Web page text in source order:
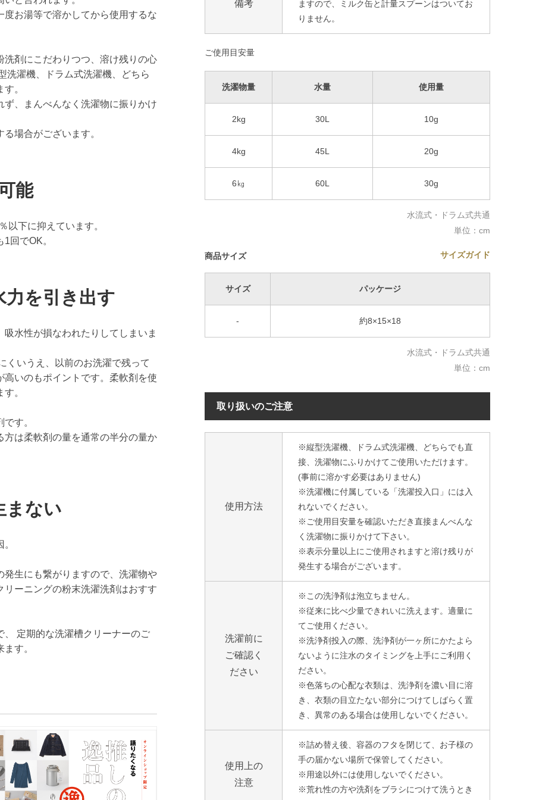
お湯等で溶かしてから使用するな
剤にこだわりつつ、溶け残りの心
洗濯機、ドラム式洗濯機、どちら
。
、まんべんなく洗濯物に振りかけ
場合がございます。
能
以下に抑えています。
回でOK。
力を引き出す
水性が損なわれたりしてしまいま
くいうえ、以前のお洗濯で残って
いのもポイントです。柔軟剤を使
。
す。
は柔軟剤の量を通常の半分の量か
まない
生にも繋がりますので、洗濯物や
ーニングの粉末洗濯洗剤はおすす
定期的な洗濯槽クリーナーのご
す。
備考
ますので、ミルク缶と計量スプーンはついてお
りません。
ご使用目安量
洗濯物量 水量 使用量
2kg 30L 10g
4kg 45L 20g
6㎏ 60L 30g
水流式・ドラム式共通
単位：cm
商品サイズ サイズガイド
サイズ パッケージ
- 約8×15×18
水流式・ドラム式共通
単位：cm
取り扱いのご注意
使用方法
※縦型洗濯機、ドラム式洗濯機、どちらでも直
接、洗濯物にふりかけてご使用いただけます。
(事前に溶かす必要はありません)
※洗濯機に付属している「洗濯投入口」には入
れないでください。
※ご使用目安量を確認いただき直接まんべんな
く洗濯物に振りかけて下さい。
※表示分量以上にご使用されますと溶け残りが
発生する場合がございます。
洗濯前に
ご確認く
ださい
※この洗浄剤は泡立ちません。
※従来に比べ少量できれいに洗えます。適量に
てご使用ください。
※洗浄剤投入の際、洗浄剤が一ヶ所にかたよら
ないように注水のタイミングを上手にご利用く
ださい。
※色落ちの心配な衣類は、洗浄剤を濃い目に溶
き、衣類の目立たない部分につけてしばらく置
き、異常のある場合は使用しないでください。
使用上の
注意
※詰め替え後、容器のフタを閉じて、お子様の
手の届かない場所で保管してください。
※用途以外には使用しないでください。
※荒れ性の方や洗剤をブラシにつけて洗うとき